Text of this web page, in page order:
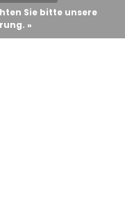
Sie bitte unsere
»